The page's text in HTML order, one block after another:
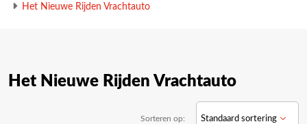
Het Nieuwe Rijden Vrachtauto
Het Nieuwe Rijden Vrachtauto
Sorteren op: